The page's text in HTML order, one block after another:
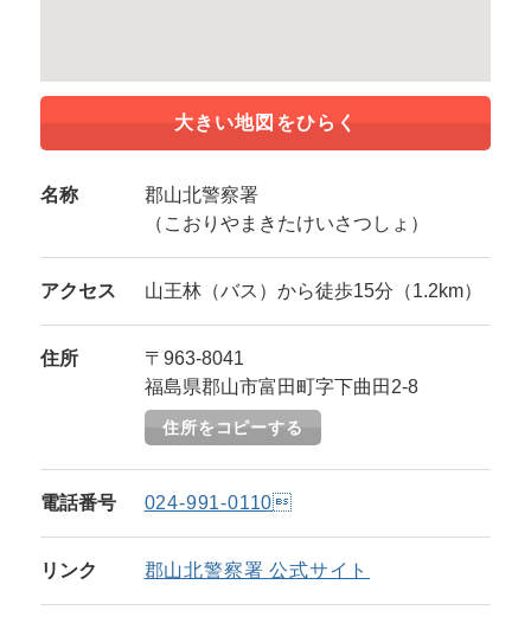
大きい地図をひらく
名称
郡山北警察署
（こおりやまきたけいさつしょ）
アクセス 山王林（バス）から徒歩15分（1.2km）
住所
〒963-8041
福島県郡山市富田町字下曲田2-8
住所をコピーする
電話番号 024-991-0110
リンク 郡山北警察署 公式サイト